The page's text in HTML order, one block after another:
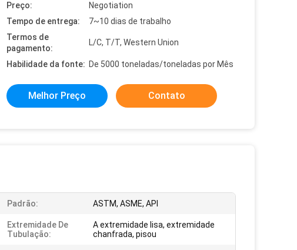
Preço:
Negotiation
Tempo de entrega:
7~10 dias de trabalho
Termos de
pagamento:
L/C, T/T, Western Union
Habilidade da fonte: De 5000 toneladas/toneladas por Mês
Melhor Preço Contato
Padrão: ASTM, ASME, API
Extremidade De
Tubulação:
A extremidade lisa, extremidade
chanfrada, pisou